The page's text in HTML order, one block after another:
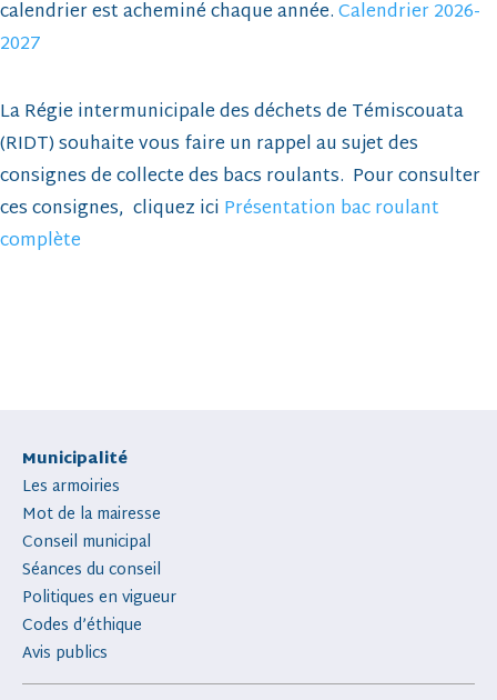
calendrier est acheminé chaque année.Calendrier 2026-
2027
La Régie intermunicipale des déchets de Témiscouata
(RIDT) souhaite vous faire un rappel au sujet des
consignes de collecte des bacs roulants. Pour consulter
ces consignes, cliquez ici Présentation bac roulant
complète
Municipalité
Les armoiries
Mot de la mairesse
Conseil municipal
Séances du conseil
Politiques en vigueur
Codes d’éthique
Avis publics